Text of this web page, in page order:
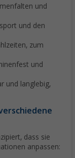
und
und den
zum
und
und langlebig,
dass sie
anpassen: